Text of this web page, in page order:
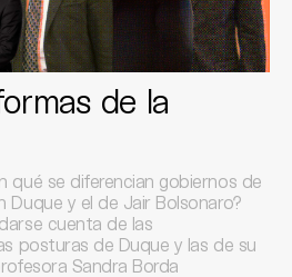
de la
qué se diferencian gobiernos de
Duque y el de Jair Bolsonaro?
cuenta de las
posturas de Duque y las de su
Sandra Borda